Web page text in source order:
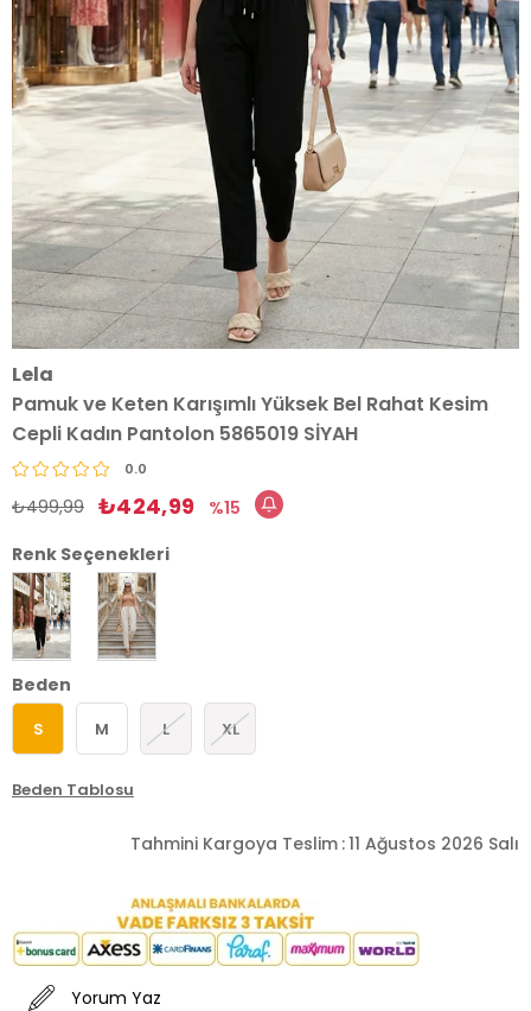
Lela
Pamuk ve Keten Karışımlı Yüksek Bel Rahat Kesim
Cepli Kadın Pantolon 5865019 SİYAH
0.0
₺499,99 ₺424,99
15
Renk Seçenekleri
Beden
S M L XL
Beden Tablosu
Tahmini Kargoya Teslim :11 Ağustos 2026 Salı
Yorum Yaz